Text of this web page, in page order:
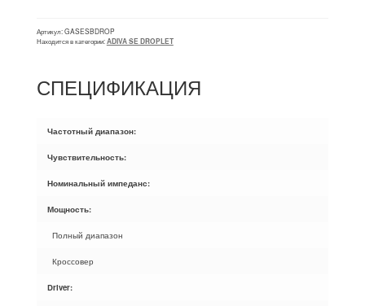
Артикул:GASESBDROP
Находится в категории:ADIVA SE DROPLET
СПЕЦИФИКАЦИЯ
Частотный диапазон:
Чувствительность:
Номинальный импеданс:
Мощность:
Полный диапазон
Кроссовер
Driver: